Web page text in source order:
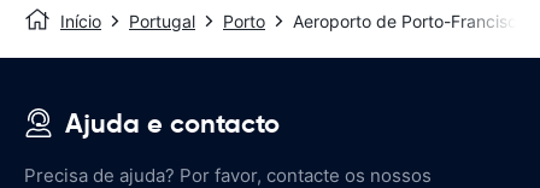
Início Portugal Porto Aeroporto de Porto-Francisco
Ajuda e contacto
Precisa de ajuda? Por favor, contacte os nossos